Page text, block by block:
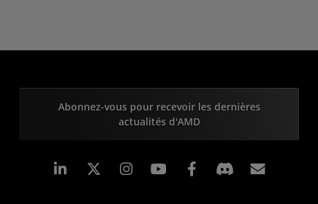
Abonnez-vous pour recevoir les dernières
actualités d'AMD
LinkedIn Instagram Facebook